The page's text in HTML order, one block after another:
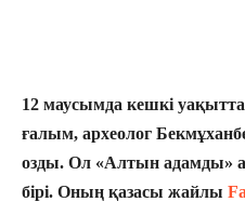
12 маусымда кешкі уақытта
ғалым, археолог
озды. Ол «Алтын адамды»
бірі. Оның қазасы жайлы